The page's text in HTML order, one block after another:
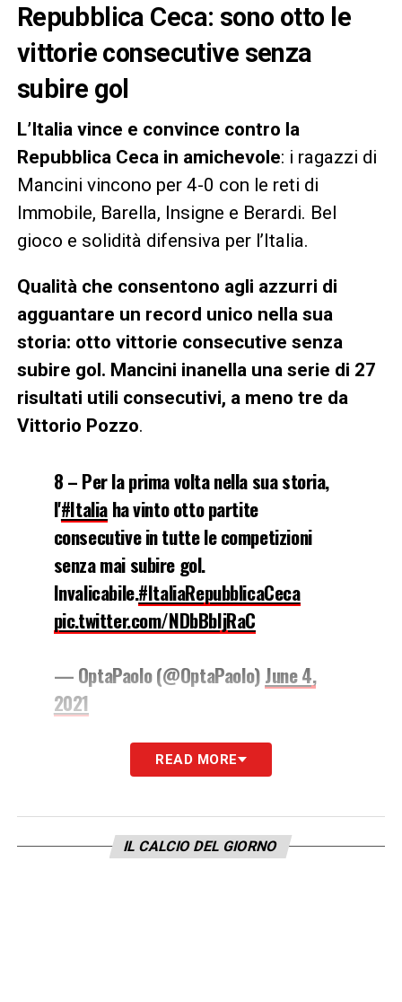
Repubblica Ceca: sono otto le
vittorie consecutive senza
subire gol
L’Italia vince e convince contro la
Repubblica Ceca in amichevole: i ragazzi di
Mancini vincono per 4-0 con le reti di
Immobile, Barella, Insigne e Berardi. Bel
gioco e solidità difensiva per l’Italia.
Qualità che consentono agli azzurri di
agguantare un record unico nella sua
storia: otto vittorie consecutive senza
subire gol. Mancini inanella una serie di 27
risultati utili consecutivi, a meno tre da
Vittorio Pozzo.
8 – Per la prima volta nella sua storia,
l'#Italiaha vinto otto partite
consecutive in tutte le competizioni
senza mai subire gol.
Invalicabile.#ItaliaRepubblicaCeca
pic.twitter.com/NDbBbIjRaC
— OptaPaolo (@OptaPaolo)June 4,
2021
LA PLAYLIST DELLE NOSTRE TOP NEWS
READ MORE
IL CALCIO DEL GIORNO